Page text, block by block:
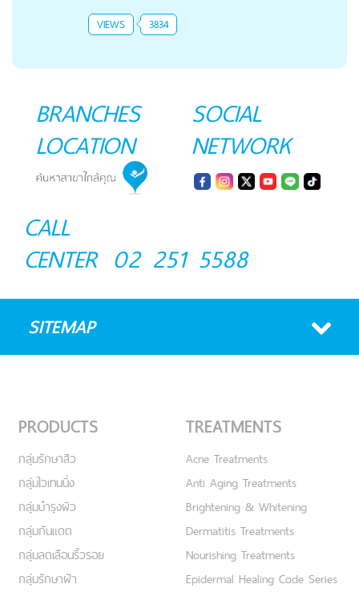
VIEWS 3834
BRANCHES
LOCATION
SOCIAL
NETWORK
CALL
CENTER 02 251 5588
SITEMAP
PRODUCTS
กลุ่มรักษาสิว
กลุ่มไวเทนนิ่ง
กลุ่มบำรุงผิว
กลุ่มกันแดด
กลุ่มลดเลือนริ้วรอย
กลุ่มรักษาฝ้า
TREATMENTS
Acne Treatments
Anti Aging Treatments
Brightening & Whitening
Dermatitis Treatments
Nourishing Treatments
Epidermal Healing Code Series